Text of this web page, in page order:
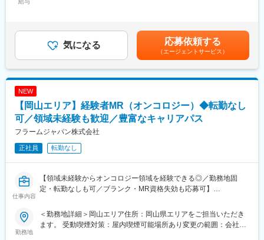
ます。
■研修制度：
★資格取得支援を通してスキルUP可能！★
拠点により異なりますが、入社3年を目安に
■各ガス供給設備の保守点検立会業務
資格を取得するための講習などもあり、一生モノのスキルが身に
付きます。
変更の範囲：会社の定める業務
代と幅広く、先輩後輩問わず助け合う職場です。
■入社後の流れ：
フォークリフト運転免許など、重機を扱うにあたって免許が必要
当社はステンレス・アルミなどの非鉄金属のスクラップを主に扱
っており、特に銅に強みを持っています。
電気自動車や再生可能エネルギーの設備やインフラにおいて、導
ます。
2025年には岡山市内に新工場桃太郎ヤードが完成し、さらなる業
績拡大に向けて尽力しています。
変更の範囲：会社の定める業務
給与
支給となります。賃金はあくまでも目安の金額であり、選考を通
じて上下する可能性があります。月給(月額)は固定手当を含めた表
記です。
気になる 応募依頼する
（エージェントサービス）
NEW
【岡山エリア】経験者MR（オンコロジー）◆転勤なし
可／領域未経験も歓迎／豊富なキャリアパス
フラームジャパン株式会社
正社員 転勤なし
仕事内容
【領域未経験からオンコロジー領域を経験できる◎／勤務地固
定・転勤なしも可／ブランク・MR資格失効も応募可】
【はじめに】
今回は、オンコロジー領域を担当いただくMRを募集します。MR
勤務地
＜勤務地詳細＞岡山エリア住所：岡山県エリアをご担当いただき
ます。 受動喫煙対策：屋内喫煙可能場所あり変更の範囲：会社の